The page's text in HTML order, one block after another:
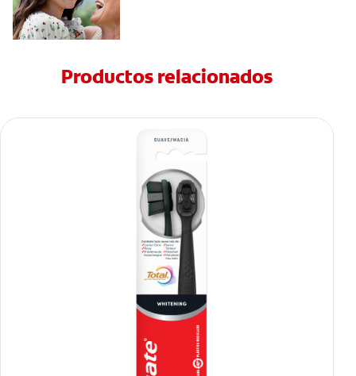
Productos relacionados